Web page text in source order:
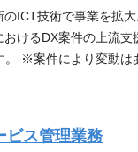
育業務の経験が1年
製薬企業を中心と
いる会社です。 そん
あり、社員が困った
すい環境づくり
ICT技術で事業を拡
けるDX案件の上流
※案件により変動
理、可視化 ・システ
クホルダー（業務部
工程 アピールポイン
ビス管理業務